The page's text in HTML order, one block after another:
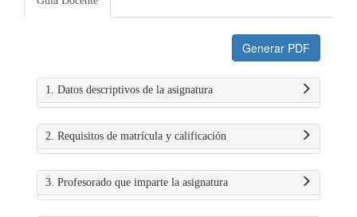
Generar PDF
1. Datos descriptivos de la asignatura
2. Requisitos de matrícula y calificación
3. Profesorado que imparte la asignatura